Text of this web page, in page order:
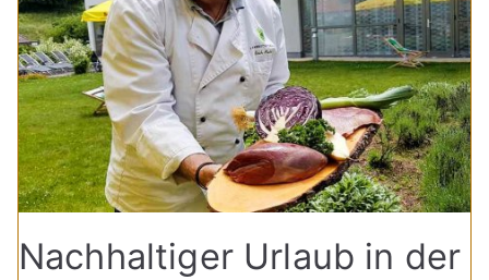
Nachhaltiger Urlaub in der